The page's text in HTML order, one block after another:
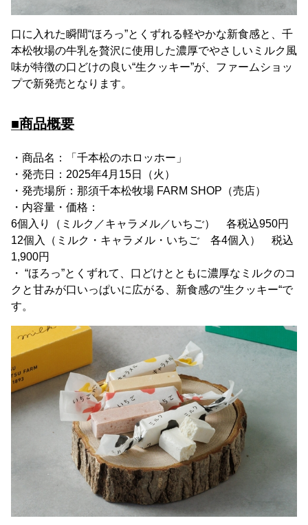
口に入れた瞬間“ほろっ”とくずれる軽やかな新食感と、千
本松牧場の牛乳を贅沢に使用した濃厚でやさしいミルク風
味が特徴の口どけの良い“生クッキー”が、ファームショッ
プで新発売となります。
■商品概要
・商品名：「千本松のホロッホー」
・発売日：2025年4月15日（火）
・発売場所：那須千本松牧場 FARM SHOP（売店）
・内容量・価格：
6個入り（ミルク／キャラメル／いちご） 各税込950円
12個入（ミルク・キャラメル・いちご 各4個入） 税込
1,900円
・ “ほろっ”とくずれて、口どけとともに濃厚なミルクのコ
クと甘みが口いっぱいに広がる、新食感の“生クッキー“で
す。